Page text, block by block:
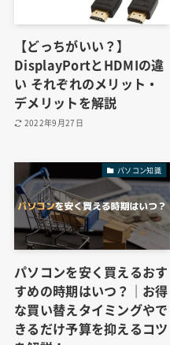
【どっちがいい？】
DisplayPortとHDMIの違
い それぞれのメリット・
デメリットを解説
2022年9月27日
パソコン知識
パソコンを安く買えるおす
すめの時期はいつ？｜お得
な買い替えタイミングやで
きるだけ予算を抑えるコツ